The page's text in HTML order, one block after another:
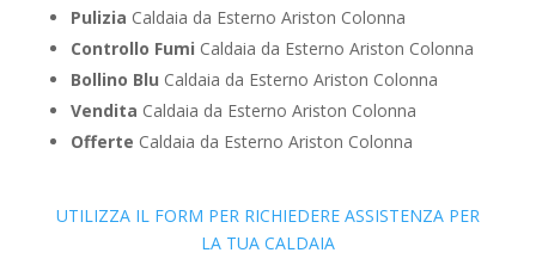
Pulizia Caldaia da Esterno Ariston Colonna
Controllo Fumi Caldaia da Esterno Ariston Colonna
Bollino Blu Caldaia da Esterno Ariston Colonna
Vendita Caldaia da Esterno Ariston Colonna
Offerte Caldaia da Esterno Ariston Colonna
UTILIZZA IL FORM PER RICHIEDERE ASSISTENZA PER
LA TUA CALDAIA